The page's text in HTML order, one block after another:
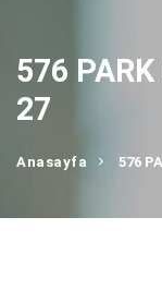
576
27
Anasayfa 576